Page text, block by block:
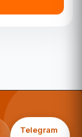
Telegram